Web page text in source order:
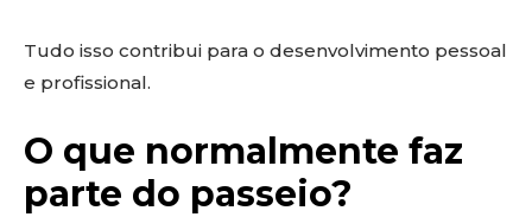
Tudo isso contribui para o desenvolvimento pessoal
e profissional.
O que normalmente faz
parte do passeio?